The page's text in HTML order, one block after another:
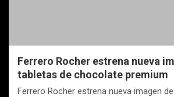
Ferrero Rocher estrena nueva
tabletas de chocolate premium
Ferrero Rocher estrena nueva imagen